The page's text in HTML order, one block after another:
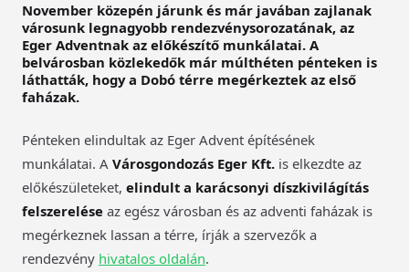
November közepén járunk és már javában zajlanak
városunk legnagyobb rendezvénysorozatának, az
Eger Adventnak az előkészítő munkálatai. A
belvárosban közlekedők már múlthéten pénteken is
láthatták, hogy a Dobó térre megérkeztek az első
faházak.
Pénteken elindultak az Eger Advent építésének
munkálatai. A Városgondozás Eger Kft. is elkezdte az
előkészületeket, elindult a karácsonyi díszkivilágítás
felszerelése az egész városban és az adventi faházak is
megérkeznek lassan a térre, írják a szervezők a
rendezvény hivatalos oldalán.